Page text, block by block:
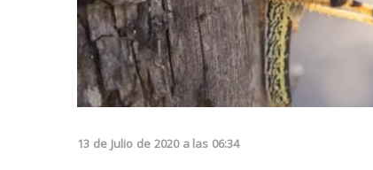
13 de Julio de 2020 a las 06:34